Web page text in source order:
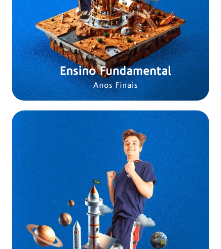
Ensino Fundamental
Anos Finais